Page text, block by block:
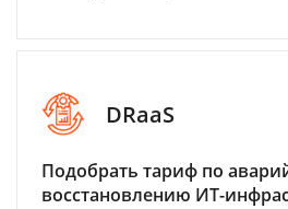
DRaaS
Подобрать тариф по
восстановлению ИТ-